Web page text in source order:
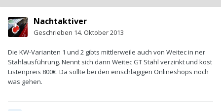
Nachtaktiver
Geschrieben 14. Oktober 2013
Die KW-Varianten 1 und 2 gibts mittlerweile auch von Weitec in ner
Stahlausführung. Nennt sich dann Weitec GT Stahl verzinkt und kost
Listenpreis 800€. Da sollte bei den einschlägigen Onlineshops noch
was gehen.